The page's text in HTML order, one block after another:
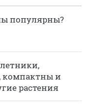
популярны?
компактны и
растения